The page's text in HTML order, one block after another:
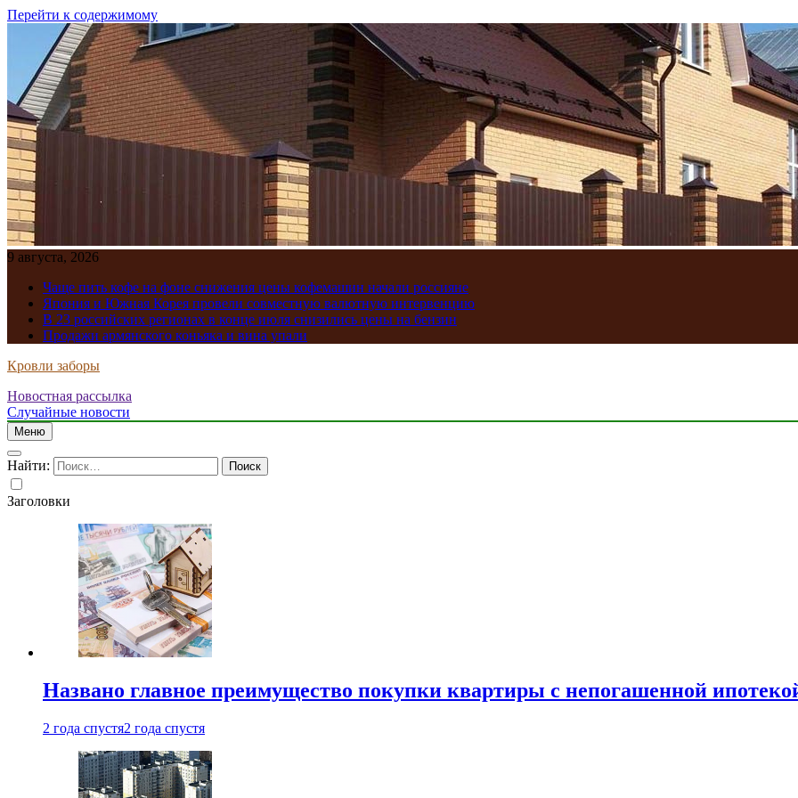
Перейти к содержимому
9 августа, 2026
Чаще пить кофе на фоне снижения цены кофемашин начали россияне
Япония и Южная Корея провели совместную валютную интервенцию
В 23 российских регионах в конце июля снизились цены на бензин
Продажи армянского коньяка и вина упали
Кровли заборы
Новостная рассылка
Случайные новости
Меню
Найти:
Заголовки
Названо главное преимущество покупки квартиры с непогашенной
2 года спустя2 года спустя